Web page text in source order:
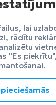
lai
rādītu
"Es